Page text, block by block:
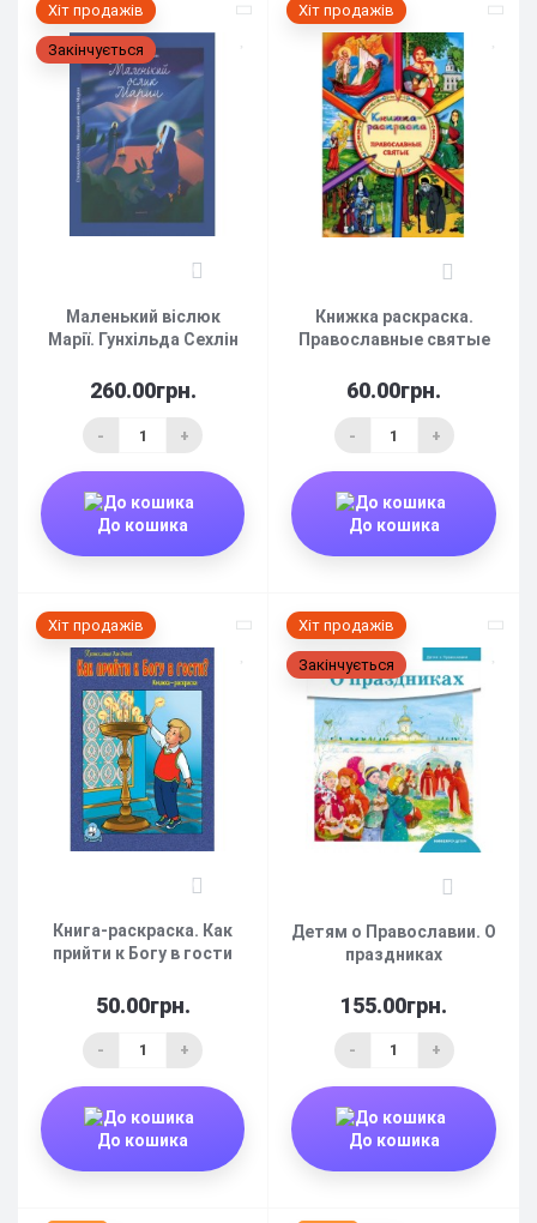
Хіт продажів
Закінчується
Маленький віслюк
Марії. Гунхільда ​​Сехлін
260.00грн.
- +
До кошика
Хіт продажів
Книжка раскраска.
Православные святые
60.00грн.
- +
До кошика
Хіт продажів
Книга-раскраска. Как
прийти к Богу в гости
50.00грн.
- +
До кошика
Хіт продажів
Закінчується
Детям о Православии. О
праздниках
155.00грн.
- +
До кошика